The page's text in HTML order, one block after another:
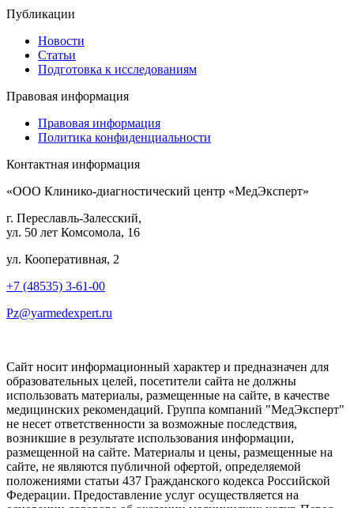
Публикации
Новости
Статьи
Подготовка к исследованиям
Правовая информация
Правовая информация
Политика конфиденциальности
Контактная информация
«ООО Клинико-диагностический центр «МедЭксперт»
г. Переславль-Залесский,
ул. 50 лет Комсомола, 16
ул. Кооперативная, 2
+7 (48535) 3-61-00
Pz@yarmedexpert.ru
Сайт носит информационный характер и предназначен для
образовательных целей, посетители сайта не должны
использовать материалы, размещенные на сайте, в качестве
медицинских рекомендаций. Группа компаний "МедЭксперт"
не несет ответственности за возможные последствия,
возникшие в результате использования информации,
размещенной на сайте. Материалы и цены, размещенные на
сайте, не являются публичной офертой, определяемой
положениями статьи 437 Гражданского кодекса Российской
Федерации. Предоставление услуг осуществляется на